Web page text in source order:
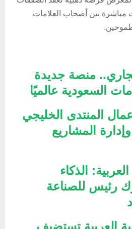
مباشرة بين أصحاب العلامات
منصة جديدة
السعودية عالميًا
المنتدى الخليجي
المشاريع
الذكاء
رئيس للصناعة
العربية تستضيف